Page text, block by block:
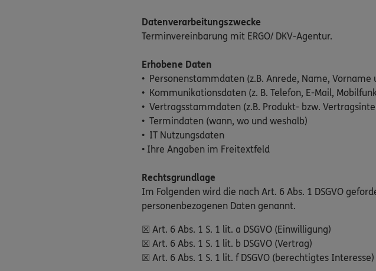
Datenverarbeitungszwecke
Terminvereinbarung mit ERGO/ DKV-Agentur.
Erhobene Daten
• Personenstammdaten (z.B. Anrede, Name, Vorname
• Kommunikationsdaten (z. B. Telefon, E-Mail,
• Vertragsstammdaten (z.B. Produkt- bzw.
• Termindaten (wann, wo und weshalb)
• IT Nutzungsdaten
• Ihre Angaben im Freitextfeld
Rechtsgrundlage
Im Folgenden wird die nach Art. 6 Abs. 1 DSGVO
personenbezogenen Daten genannt.
☒ Art. 6 Abs. 1 S. 1 lit. a DSGVO (Einwilligung)
☒ Art. 6 Abs. 1 S. 1 lit. b DSGVO (Vertrag)
☒ Art. 6 Abs. 1 S. 1 lit. f DSGVO (berechtigtes Interesse)